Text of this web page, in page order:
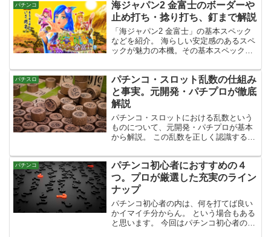
なっています。 後、技術介入ポイントや
釘のポイントなんか...
パチンコ
海ジャパン2 金富士のボーダーや
止め打ち・捻り打ち、釘まで解説
「海ジャパン2 金富士」の基本スペック
などを紹介。 海らしい安定感のあるスペ
ックが魅力の本機。その基本スペックか
いきますよ。
パチスロ
パチンコ・スロット乱数の仕組み
と事実。元開発・パチプロが徹底
解説
パチンコ・スロットにおける乱数という
ものについて、元開発・パチプロが基本
から解説。 この乱数を正しく認識すると
ので、ぜひとも知っておきたい内容にな
っています。
パチンコ
パチンコ初心者におすすめの４
つ。プロが厳選した充実のライン
ナップ
パチンコ初心者の内は、何を打てば良い
かイマイチ分からん。 という場合もある
と思います。 今回はパチンコ初心者の人